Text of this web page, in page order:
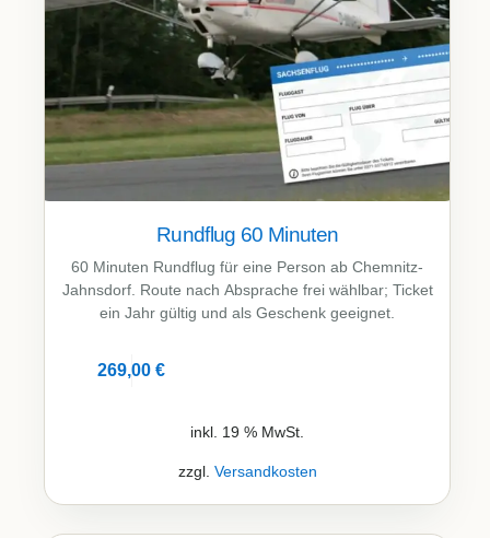
Rundflug 60 Minuten
60 Minuten Rundflug für eine Person ab Chemnitz-
Jahnsdorf. Route nach Absprache frei wählbar; Ticket
ein Jahr gültig und als Geschenk geeignet.
269,00€
inkl. 19 % MwSt.
zzgl. Versandkosten